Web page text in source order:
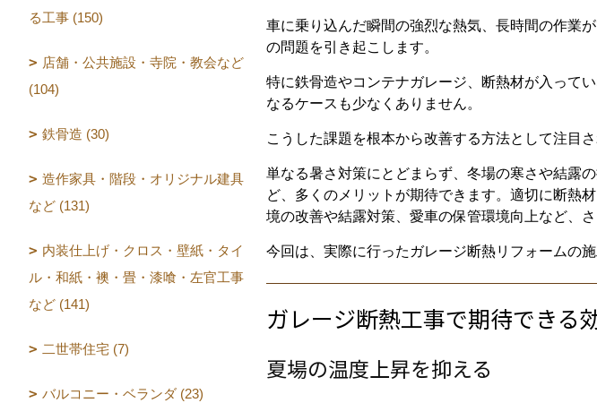
車に乗り込んだ瞬間の強烈な熱気、長時間の作業
の問題を引き起こします。
特に鉄骨造やコンテナガレージ、断熱材が入って
なるケースも少なくありません。
こうした課題を根本から改善する方法として注目
単なる暑さ対策にとどまらず、冬場の寒さや結露
ど、多くのメリットが期待できます。適切に断熱
境の改善や結露対策、愛車の保管環境向上など、
今回は、実際に行ったガレージ断熱リフォームの
ガレージ断熱工事で期待できる
夏場の温度上昇を抑える
る工事 (150)
店舗・公共施設・寺院・教会など
(104)
鉄骨造 (30)
造作家具・階段・オリジナル建具
など (131)
内装仕上げ・クロス・壁紙・タイ
ル・和紙・襖・畳・漆喰・左官工事
など (141)
二世帯住宅 (7)
バルコニー・ベランダ (23)